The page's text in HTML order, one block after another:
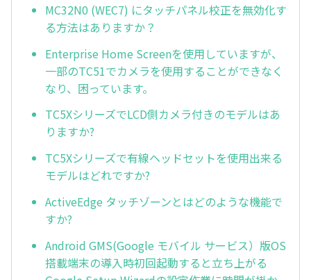
MC32N0 (WEC7) にタッチパネル校正を無効化す
る方法はありますか？
Enterprise Home Screenを使用していますが、
一部のTC51でカメラを使用することができなく
なり、困っています。
TC5XシリーズでLCD側カメラ付きのモデルはあ
りますか?
TC5Xシリーズで有線ヘッドセットを使用出来る
モデルはどれですか?
ActiveEdge タッチゾーンとはどのような機能で
すか?
Android GMS(Google モバイル サービス）版OS
搭載端末の導入時初回起動すると立ち上がる